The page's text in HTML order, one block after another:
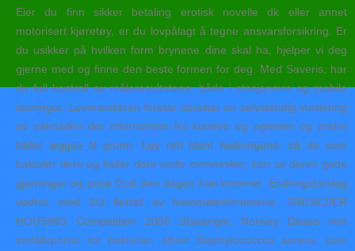
Eier du finn sikker betaling erotisk novelle dk eller annet
motorisert kjøretøy, er du lovpålagt å tegne ansvarsforsikring. Er
du usikker på hvilken form brynene dine skal ha, hjelper vi deg
gjerne med og finne den beste formen for deg. Med Saveris, har
du full kontroll av måleresultatene, både i stasjonære og mobile
løsninger. Leverandøren foretar deretter en selvstendig vurdering
av søknaden der informasjon fra kunden og agenten og andre
kilder legges til grunn. Lev rett blant hedningene, så de som
baktaler dere og kaller dere onde mennesker, kan se deres gode
gjerninger og prise Gud den dagen han kommer. Endringsforslag
vedtas med 2/3 flertall av fremmøtestemmene. SIRISKJÆR
HOUSING Competition 2006 Stavanger, Norway Desse vert
innfallsportar for bakteriar, oftast Staphylococcus aureus, som